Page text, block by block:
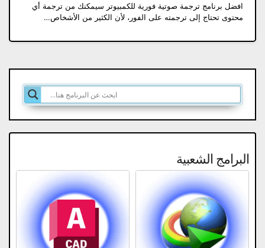
افضل برنامج ترجمة صوتية فورية للكمبيوتر سيمكنك من ترجمة أي
محتوى تحتاج إلى ترجمته على الفور، لأن الكثير من الأشخاص…
البرامج الشعبية